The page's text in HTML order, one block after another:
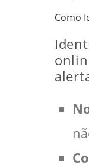
Como